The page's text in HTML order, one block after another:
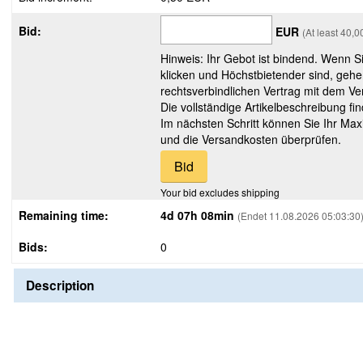
Bid: EUR (At least
Hinweis: Ihr Gebot ist bindend. Wenn
klicken und Höchstbietender sind,
rechtsverbindlichen Vertrag mit dem
Die vollständige Artikelbeschreibung
Im nächsten Schritt können Sie Ihr
und die Versandkosten überprüfen.
Your bid excludes shipping
Remaining time: 4d 07h 08min (Endet 11.08.2026 05:03:30)
Bids: 0
Description